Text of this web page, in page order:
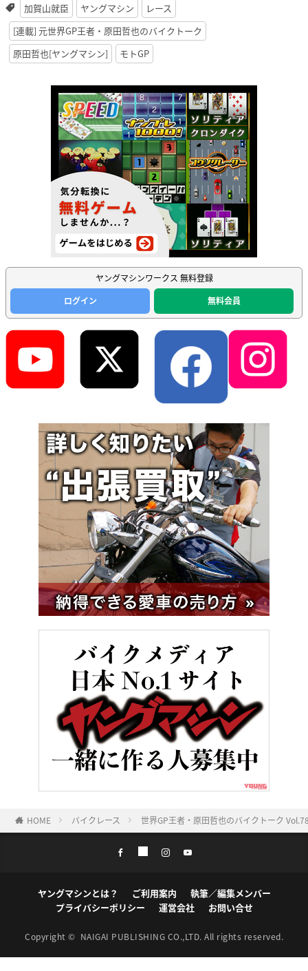
加賀山就臣 ヤングマシン
レース
[連載] 元世界GP王者・原田哲也のバイクトーク
原田哲也[ヤングマシン]
モトGP
ヤングマシンワークス 無料登録
ログイン
無料会員
HOME バイクレース 世界GP王者・原田哲也のバイクトーク
ヤングマシンとは？ ご利用案内
執筆／編集メンバー
プライバシーポリシー
運営会社 お問い合せ
Copyright © NAIGAI PUBLISHING CO.,LTD. All rights reserved.